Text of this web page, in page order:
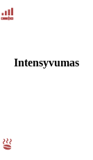
Intensyvumas